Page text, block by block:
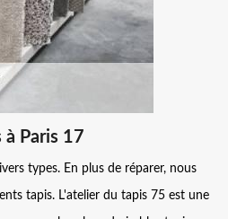
Paris 17
types. En plus de réparer, nous
tapis. L'atelier du tapis 75 est une